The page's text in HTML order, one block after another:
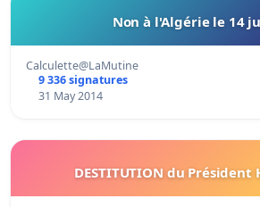
Non à l'Algérie le 14
Calculette@LaMutine
9 336 signatures
31 May 2014
DESTITUTION du Président